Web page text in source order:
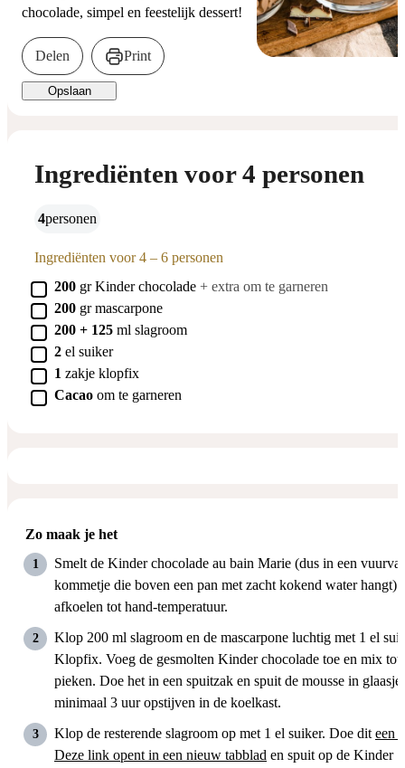
chocolade, simpel en feestelijk dessert!
Delen Print
Opslaan
Ingrediënten voor 4 personen
4 personen
Ingrediënten voor 4 – 6 personen
▢
200 gr Kinder chocolade + extra om te garneren
▢
200 gr mascarpone
▢
200 + 125 ml slagroom
▢
2 el suiker
▢
1 zakje klopfix
▢
Cacao om te garneren
Zo maak je het
Smelt de Kinder chocolade au bain Marie (dus in een
kommetje die boven een pan met zacht kokend water hangt).
afkoelen tot hand-temperatuur.
Klop 200 ml slagroom en de mascarpone luchtig met 1 el
Klopfix. Voeg de gesmolten Kinder chocolade toe en mix tot
pieken. Doe het in een spuitzak en spuit de mousse in
minimaal 3 uur opstijven in de koelkast.
Klop de resterende slagroom op met 1 el suiker. Doe dit een
Deze link opent in een nieuw tabblad en spuit op de Kinder